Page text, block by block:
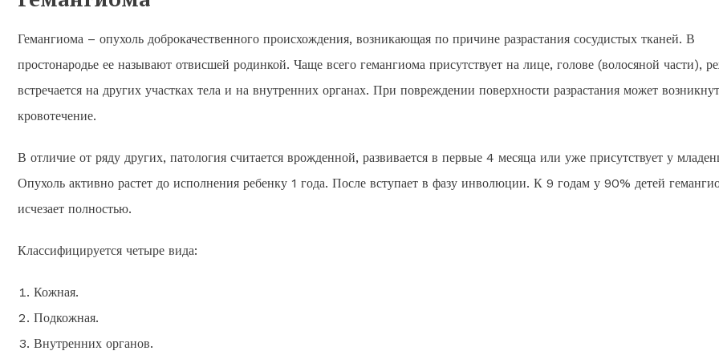
Гемангиома – опухоль доброкачественного происхождения, возникающая по причине разрастания сосудистых тканей. В
простонародье ее называют отвисшей родинкой. Чаще всего гемангиома присутствует на лице, голове (волосяной части),
встречается на других участках тела и на внутренних органах. При повреждении поверхности разрастания может
кровотечение.
В отличие от ряду других, патология считается врожденной, развивается в первые 4 месяца или уже присутствует у
Опухоль активно растет до исполнения ребенку 1 года. После вступает в фазу инволюции. К 9 годам у 90% детей
исчезает полностью.
Классифицируется четыре вида:
Кожная.
Подкожная.
Внутренних органов.